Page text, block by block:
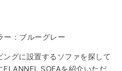
：ブルーグレー
グに設置するソファを探して
SOFAを紹介いただ